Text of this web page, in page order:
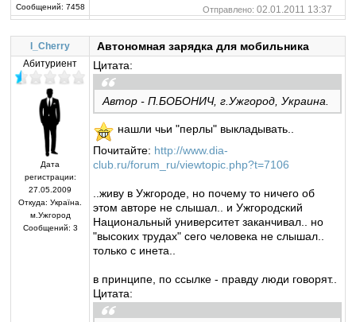
Сообщений: 7458 Отправлено: 02.01.2011 13:37
I_Cherry Автономная зарядка для мобильника
Абитуриент
Дата
регистрации:
27.05.2009
Откуда: Україна.
м.Ужгород
Сообщений: 3
Цитата:
Автор - П.БОБОНИЧ, г.Ужгород, Украина.
нашли чьи "перлы" выкладывать..
Почитайте: http://www.dia-
club.ru/forum_ru/viewtopic.php?t=7106
..живу в Ужгороде, но почему то ничего об
этом авторе не слышал.. и Ужгородский
Национальный университет заканчивал.. но
"высоких трудах" сего человека не слышал..
только с инета..
в принципе, по ссылке - правду люди говорят..
Цитата: